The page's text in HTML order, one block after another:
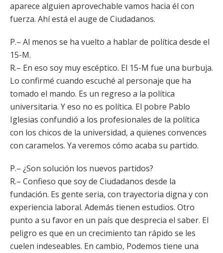
aparece alguien aprovechable vamos hacia él con
fuerza. Ahí está el auge de Ciudadanos.
P.– Al menos se ha vuelto a hablar de política desde el
15-M.
R.– En eso soy muy escéptico. El 15-M fue una burbuja.
Lo confirmé cuando escuché al personaje que ha
tomado el mando. Es un regreso a la política
universitaria. Y eso no es política. El pobre Pablo
Iglesias confundió a los profesionales de la política
con los chicos de la universidad, a quienes convences
con caramelos. Ya veremos cómo acaba su partido.
P.– ¿Son solución los nuevos partidos?
R.– Confieso que soy de Ciudadanos desde la
fundación. Es gente seria, con trayectoria digna y con
experiencia laboral. Además tienen estudios. Otro
punto a su favor en un país que desprecia el saber. El
peligro es que en un crecimiento tan rápido se les
cuelen indeseables. En cambio, Podemos tiene una